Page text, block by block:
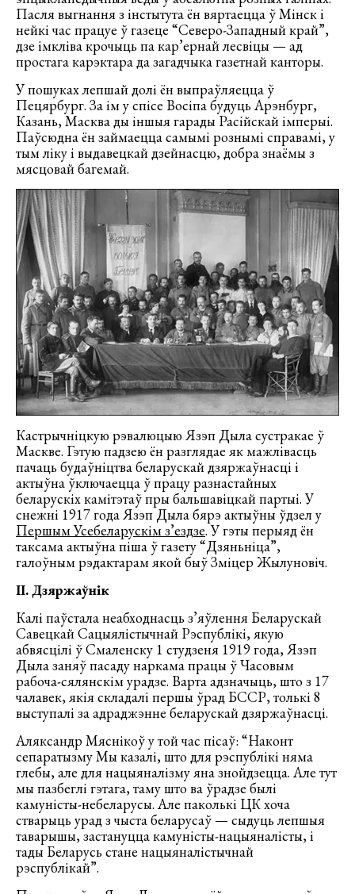
Пасля выгнання з інстытута ён вяртаецца ў Мінск і
нейкі час працуе ў газеце “Северо-Западный край”,
дзе імкліва крочыць па кар’ернай лесвіцы — ад
простага карэктара да загадчыка газетнай канторы.
У пошуках лепшай долі ён выпраўляецца ў
Пецярбург. За ім у спісе Восіпа будуць Арэнбург,
Казань, Масква ды іншыя гарады Расійскай імперыі.
Паўсюдна ён займаецца самымі рознымі справамі, у
тым ліку і выдавецкай дзейнасцю, добра знаёмы з
мясцовай багемай.
Кастрычніцкую рэвалюцыю Язэп Дыла сустракае ў
Маскве. Гэтую падзею ён разглядае як мажлівасць
пачаць будаўніцтва беларускай дзяржаўнасці і
актыўна ўключаецца ў працу разнастайных
беларускіх камітэтаў пры бальшавіцкай партыі. У
снежні 1917 года Язэп Дыла бярэ актыўны ўдзел у
Першым Усебеларускім з’ездзе. У гэты перыяд ён
таксама актыўна піша ў газету “Дзяньнiца”,
галоўным рэдактарам якой быў Зміцер Жылуновіч.
II. Дзяржаўнік
Калі паўстала неабходнасць з’яўлення Беларускай
Савецкай Сацыялістычнай Рэспублікі, якую
абвясцілі ў Смаленску 1 студзеня 1919 года, Язэп
Дыла заняў пасаду наркама працы ў Часовым
рабоча-сялянскім урадзе. Варта адзначыць, што з 17
чалавек, якія складалі першы ўрад БССР, толькі 8
выступалі за адраджэнне беларускай дзяржаўнасці.
Аляксандр Мяснікоў у той час пісаў: “Наконт
сепаратызму Мы казалі, што для рэспублікі няма
глебы, але для нацыяналізму яна знойдзецца. Але тут
мы пазбеглі гэтага, таму што ва ўрадзе былі
камуністы-небеларусы. Але паколькі ЦК хоча
стварыць урад з чыста беларусаў — сыдуць лепшыя
таварышы, застануцца камуністы-нацыяналісты, і
тады Беларусь стане нацыяналістычнай
рэспублікай”.